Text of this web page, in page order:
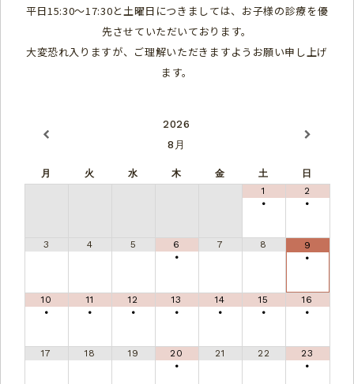
平日15:30〜17:30と土曜日につきましては、お子様の診療を優
先させていただいております。
大変恐れ入りますが、ご理解いただきますようお願い申し上げ
ます。
2026
8月
月 火 水 木 金 土
日
1
•
2
•
3 4 5
6
•
7 8
9
•
10
•
11
•
12
•
13
•
14
•
15
•
16
•
17 18 19
20
•
21 22
23
•